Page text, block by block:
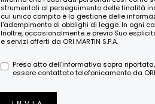
strumentali al perseguimento delle finalità
cui unico compito è la gestione delle
l'adempimento di obblighi di legge. In ogni
Inoltre, occasionalmente e previo Suo
e servizi offerti da ORI MARTIN S.P.A.
Preso atto dell'informativa sopra
essere contattato telefonicamente da